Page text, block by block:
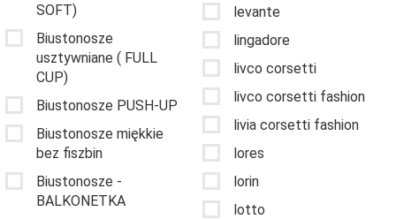
SOFT)
Biustonosze
usztywniane ( FULL
CUP)
Biustonosze PUSH-UP
Biustonosze miękkie
bez fiszbin
Biustonosze -
BALKONETKA
levante
lingadore
livco corsetti
livco corsetti fashion
livia corsetti fashion
lores
lorin
lotto